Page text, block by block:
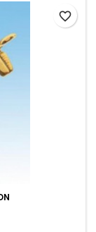
favorite_border